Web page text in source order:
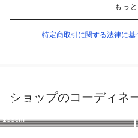
もっ
特定商取引に関する法律に基
ショップのコーディネ
CUBE SUGAR
CUBE SUGAR
155cm